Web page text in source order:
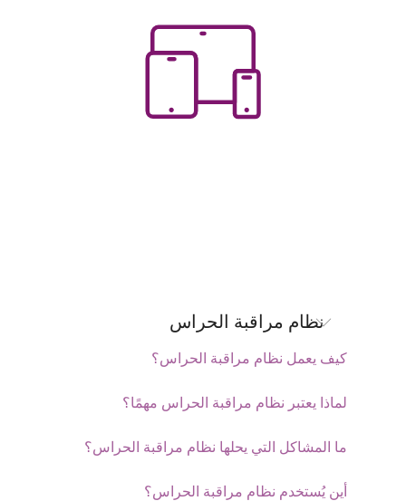
نظام مراقبة الحراس
كيف يعمل نظام مراقبة الحراس؟
لماذا يعتبر نظام مراقبة الحراس مهمًا؟
ما المشاكل التي يحلها نظام مراقبة الحراس؟
أين يُستخدم نظام مراقبة الحراس؟